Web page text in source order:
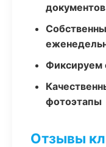
документов
Фиксируем
фотоэтапы
Отзывы